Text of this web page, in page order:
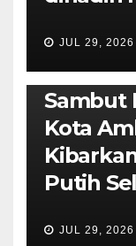
JUL 29, 2026
AMBON METRO
Sambut
Kota
Putih
JUL 29, 2026
PENDIDIKAN &